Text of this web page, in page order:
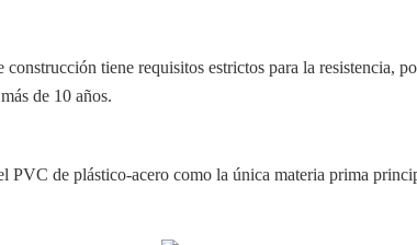
tiene requisitos estrictos para la resistencia,
de 10 años.
PVC de plástico-acero como la única materia prima